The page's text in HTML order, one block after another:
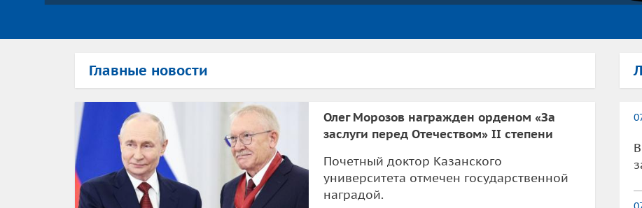
Главные новости
Олег Морозов награжден орденом «За
заслуги перед Отечеством» II степени
Почетный доктор Казанского
университета отмечен государственной
наградой.